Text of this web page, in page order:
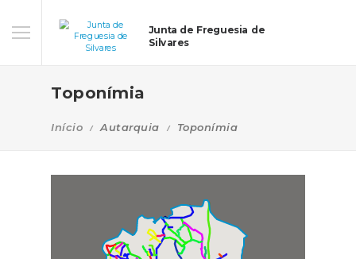
Junta de Freguesia de
Silvares
Toponímia
Início Autarquia Toponímia